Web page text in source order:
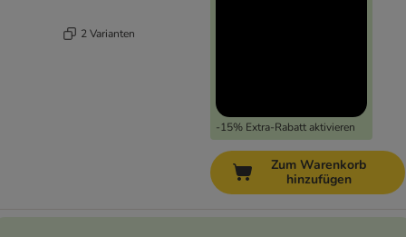
2 Varianten
-15% Extra-Rabatt aktivieren
Zum Warenkorb
hinzufügen